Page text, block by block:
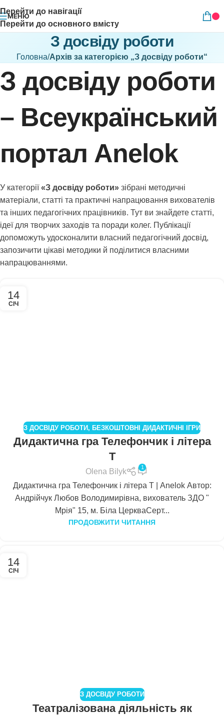
Перейти до навігації
Перейти до основного вмісту
МЕНЮ
З досвіду роботи
Головна/Архів за категорією „З досвіду роботи“
З досвіду роботи
– Всеукраїнський
портал Anelok
У категорії«З досвіду роботи» зібрані методичні
матеріали, статті та практичні напрацювання вихователів
та інших педагогічних працівників. Тут ви знайдете статті,
ідеї для творчих заходів та поради колег. Публікації
допоможуть удосконалити власний педагогічний досвід,
запозичити цікаві методики й поділитися власними
напрацюваннями.
14
СІЧ
З ДОСВІДУ РОБОТИ, БЕЗКОШТОВНІ ДИДАКТИЧНІ ІГРИ
Дидактична гра Телефончик і літера
Т
Olena Bilyk
1
Дидактична гра Телефончик і літера Т | Anelok Автор:
Андрійчук Любов Володимирівна, вихователь ЗДО "
Мрія" 15, м. Біла ЦеркваСерт...
ПРОДОВЖИТИ ЧИТАННЯ
14
СІЧ
З ДОСВІДУ РОБОТИ
Театралізована діяльність як